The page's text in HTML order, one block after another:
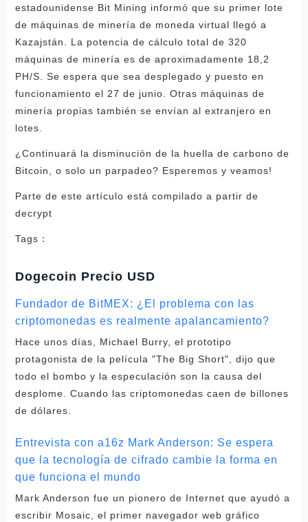
estadounidense Bit Mining informó que su primer lote
de máquinas de minería de moneda virtual llegó a
Kazajstán. La potencia de cálculo total de 320
máquinas de minería es de aproximadamente 18,2
PH/S. Se espera que sea desplegado y puesto en
funcionamiento el 27 de junio. Otras máquinas de
minería propias también se envían al extranjero en
lotes.
¿Continuará la disminución de la huella de carbono de
Bitcoin, o solo un parpadeo? Esperemos y veamos!
Parte de este artículo está compilado a partir de
decrypt
Tags：
Dogecoin Precio USD
Fundador de BitMEX: ¿El problema con las
criptomonedas es realmente apalancamiento?
Hace unos días, Michael Burry, el prototipo
protagonista de la película "The Big Short", dijo que
todo el bombo y la especulación son la causa del
desplome. Cuando las criptomonedas caen de billones
de dólares.
Entrevista con a16z Mark Anderson: Se espera
que la tecnología de cifrado cambie la forma en
que funciona el mundo
Mark Anderson fue un pionero de Internet que ayudó a
escribir Mosaic, el primer navegador web gráfico